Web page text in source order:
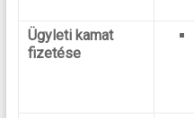
Ügyleti kamat
fizetése